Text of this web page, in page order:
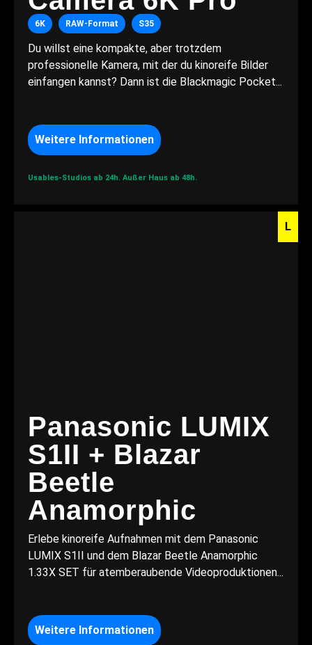
6K RAW-Format S35
Du willst eine kompakte, aber trotzdem
professionelle Kamera, mit der du kinoreife Bilder
einfangen kannst? Dann ist die Blackmagic Pocket...
Weitere Informationen
Usables-Studios ab 24h. Außer Haus ab 48h.
L
Panasonic LUMIX
S1II + Blazar
Beetle
Anamorphic
Erlebe kinoreife Aufnahmen mit dem Panasonic
LUMIX S1II und dem Blazar Beetle Anamorphic
1.33X SET für atemberaubende Videoproduktionen...
Weitere Informationen